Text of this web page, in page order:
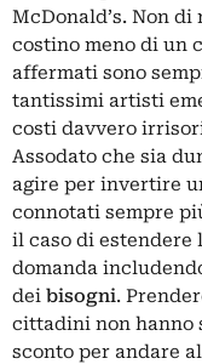
McDonald’s. Non di
costino meno di un
affermati sono
tantissimi artisti
costi davvero
Assodato che sia
agire per invertire
connotati sempre
il caso di estendere
domanda
dei bisogni.
cittadini non hanno
sconto per andare